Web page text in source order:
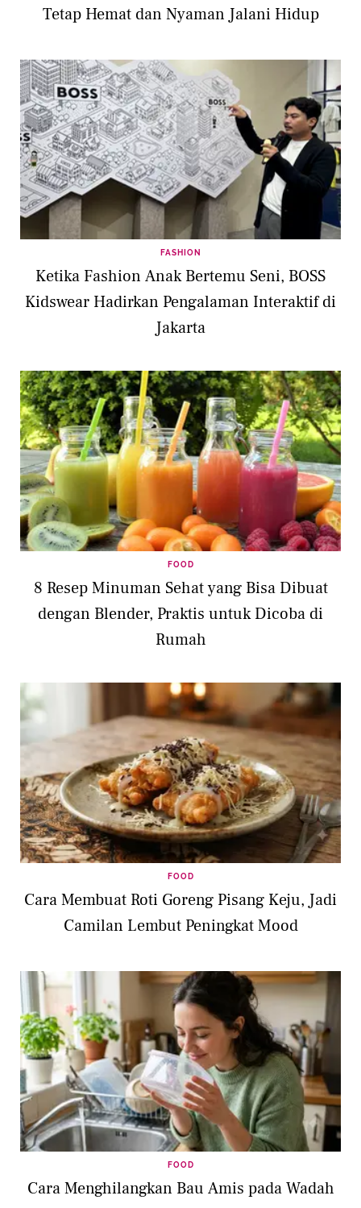
Tetap Hemat dan Nyaman Jalani Hidup
FASHION
Ketika Fashion Anak Bertemu Seni, BOSS
Kidswear Hadirkan Pengalaman Interaktif di
Jakarta
FOOD
8 Resep Minuman Sehat yang Bisa Dibuat
dengan Blender, Praktis untuk Dicoba di
Rumah
FOOD
Cara Membuat Roti Goreng Pisang Keju, Jadi
Camilan Lembut Peningkat Mood
FOOD
Cara Menghilangkan Bau Amis pada Wadah